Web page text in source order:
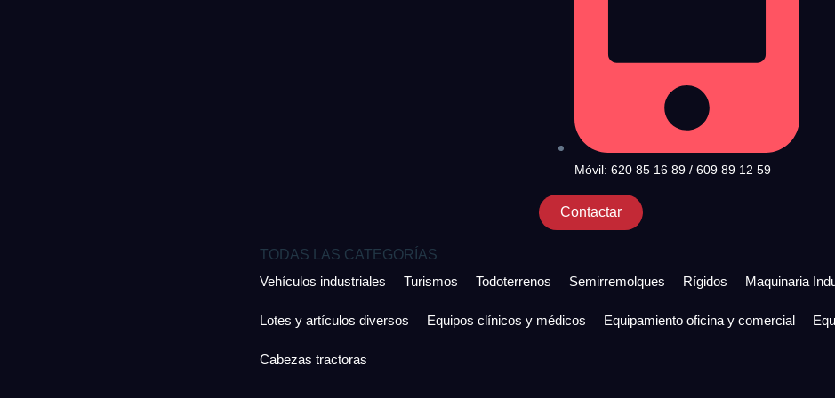
Móvil: 620 85 16 89 / 609 89 12 59
Contactar
TODAS LAS CATEGORÍAS
Vehículos industriales
Turismos Todoterrenos Semirremolques Rígidos Maquinaria
Lotes y artículos diversos Equipos clínicos y médicos Equipamiento oficina y comercial
Cabezas tractoras